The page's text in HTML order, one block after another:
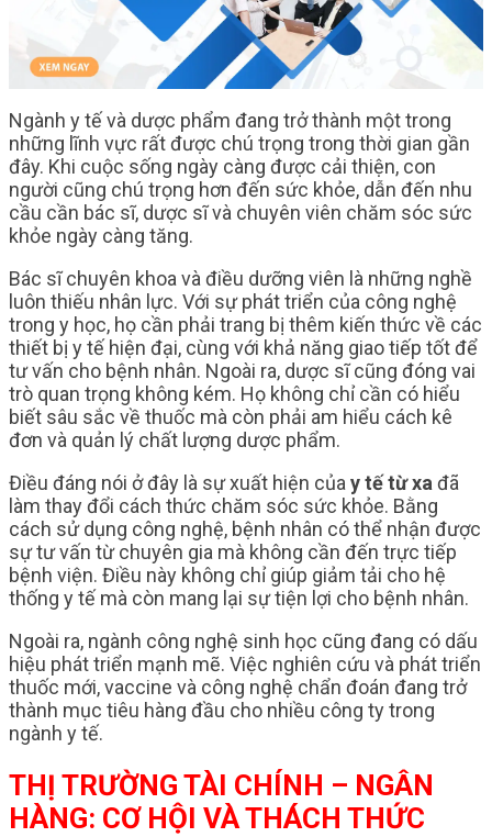
Ngành y tế và dược phẩm đang trở thành một trong
những lĩnh vực rất được chú trọng trong thời gian gần
đây. Khi cuộc sống ngày càng được cải thiện, con
người cũng chú trọng hơn đến sức khỏe, dẫn đến nhu
cầu cần bác sĩ, dược sĩ và chuyên viên chăm sóc sức
khỏe ngày càng tăng.
Bác sĩ chuyên khoa và điều dưỡng viên là những nghề
luôn thiếu nhân lực. Với sự phát triển của công nghệ
trong y học, họ cần phải trang bị thêm kiến thức về các
thiết bị y tế hiện đại, cùng với khả năng giao tiếp tốt để
tư vấn cho bệnh nhân. Ngoài ra, dược sĩ cũng đóng vai
trò quan trọng không kém. Họ không chỉ cần có hiểu
biết sâu sắc về thuốc mà còn phải am hiểu cách kê
đơn và quản lý chất lượng dược phẩm.
Điều đáng nói ở đây là sự xuất hiện củay tế từ xađã
làm thay đổi cách thức chăm sóc sức khỏe. Bằng
cách sử dụng công nghệ, bệnh nhân có thể nhận được
sự tư vấn từ chuyên gia mà không cần đến trực tiếp
bệnh viện. Điều này không chỉ giúp giảm tải cho hệ
thống y tế mà còn mang lại sự tiện lợi cho bệnh nhân.
Ngoài ra, ngành công nghệ sinh học cũng đang có dấu
hiệu phát triển mạnh mẽ. Việc nghiên cứu và phát triển
thuốc mới, vaccine và công nghệ chẩn đoán đang trở
thành mục tiêu hàng đầu cho nhiều công ty trong
ngành y tế.
THỊ TRƯỜNG TÀI CHÍNH – NGÂN
HÀNG: CƠ HỘI VÀ THÁCH THỨC